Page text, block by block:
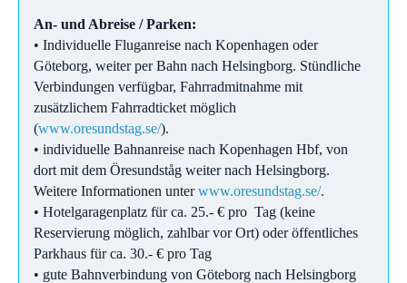
An- und Abreise / Parken:
• Individuelle Fluganreise nach Kopenhagen oder
Göteborg, weiter per Bahn nach Helsingborg. Stündliche
Verbindungen verfügbar, Fahrradmitnahme mit
zusätzlichem Fahrradticket möglich
(www.oresundstag.se/).
• individuelle Bahnanreise nach Kopenhagen Hbf, von
dort mit dem Öresundståg weiter nach Helsingborg.
Weitere Informationen unterwww.oresundstag.se/.
• Hotelgaragenplatz für ca. 25.- € pro Tag (keine
Reservierung möglich, zahlbar vor Ort) oder öffentliches
Parkhaus für ca. 30.- € pro Tag
• gute Bahnverbindung von Göteborg nach Helsingborg